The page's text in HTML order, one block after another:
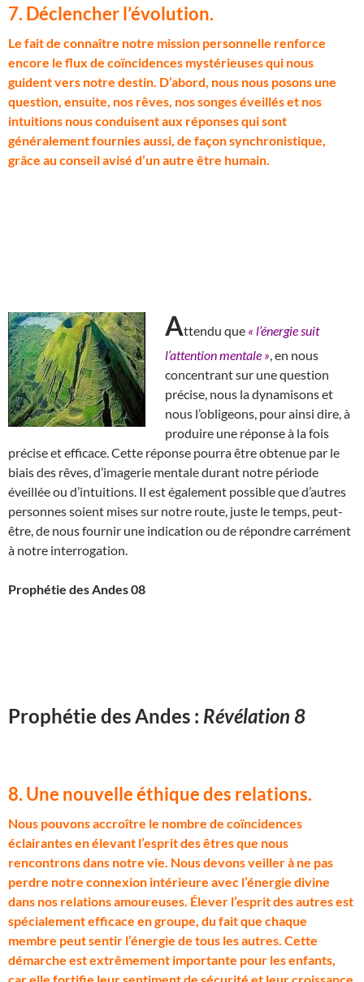
7. Déclencher l’évolution.
L e fait de connaître notre mission personnelle renforce
encore le flux de coïncidences mystérieuses qui nous
guident vers notre destin. D’abord, nous nous posons une
question, ensuite, nos rêves, nos songes éveillés et nos
intuitions nous conduisent aux réponses qui sont
généralement fournies aussi, de façon synchronistique,
grâce au conseil avisé d’un autre être humain.
Attendu que « l’énergie suit
l’attention mentale » , en nous
concentrant sur une question
précise, nous la dynamisons et
nous l’obligeons, pour ainsi dire, à
produire une réponse à la fois
précise et efficace. Cette réponse pourra être obtenue par le
biais des rêves, d’imagerie mentale durant notre période
éveillée ou d’intuitions. Il est également possible que d’autres
personnes soient mises sur notre route, juste le temps, peut-
être, de nous fournir une indication ou de répondre carrément
à notre interrogation.
Prophétie des Andes 08
Prophétie des Andes : Révélation 8
8. Une nouvelle éthique des relations.
Nous pouvons accroître le nombre de coïncidences
éclairantes en élevant l’esprit des êtres que nous
rencontrons dans notre vie. Nous devons veiller à ne pas
perdre notre connexion intérieure avec l’énergie divine
dans nos relations amoureuses. Élever l’esprit des autres est
spécialement efficace en groupe, du fait que chaque
membre peut sentir l’énergie de tous les autres. Cette
démarche est extrêmement importante pour les enfants,
car elle fortifie leur sentiment de sécurité et leur croissance